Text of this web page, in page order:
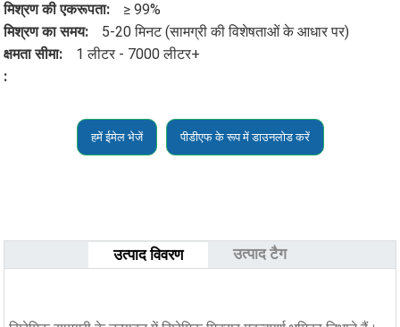
मिश्रण की एकरूपता:
≥ 99%
मिश्रण का समय:
5-20 मिनट (सामग्री की विशेषताओं के आधार पर)
क्षमता सीमा:
1 लीटर - 7000 लीटर+
:
हमें ईमेल भेजें पीडीएफ के रूप में डाउनलोड करें
उत्पाद विवरण उत्पाद टैग